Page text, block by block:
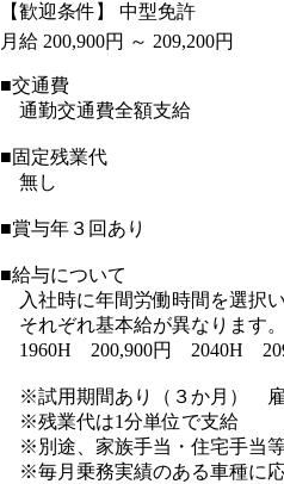
【歓迎条件】 中型免許
月給 200,900円 ～ 209,200円
■交通費
通勤交通費全額支給
■固定残業代
無し
■賞与年３回あり
■給与について
入社時に年間労働時間を選択い
それぞれ基本給が異なります。
1960H 200,900円 2040H
※試用期間あり（３か月） 雇
※残業代は1分単位で支給
※別途、家族手当・住宅手当等
※毎月乗務実績のある車種に